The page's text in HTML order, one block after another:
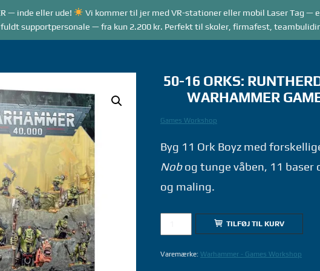
— inde eller ude!
Vi kommer til jer med VR-stationer eller mobil Laser Tag —
supportpersonale — fra kun 2.200 kr. Perfekt til skoler, firmafest,
ARRANGEMENTER VR GAME MODES LASER TAG
50-16 ORKS:
WARHAMMER
Games Workshop
Byg 11 Ork Boyz med
Nobog tunge våben, 11 baser
og maling.
16
ORKS:
TILFØJ TIL KURV
Varemærke: Warhammer - Games Workshop